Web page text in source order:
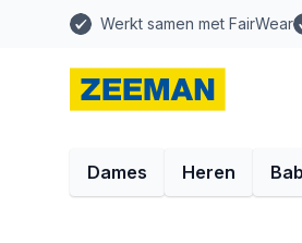
Werkt samen met FairWear
Dames Heren